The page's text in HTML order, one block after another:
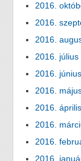
2016.
2016.
2016.
2016. július
2016. június
2016.
2016. április
2016.
2016.
2016.